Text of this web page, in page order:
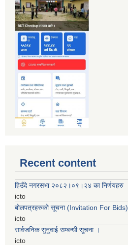
Recent content
हिउँदे नगरसभा २०८२।०९।२४ का निर्णयहरु
icto
बोलपत्रहरुको सूचना (Invitation For Bids)
icto
सार्वजनिक सुनुवाई सम्बन्धी सूचना ।
icto